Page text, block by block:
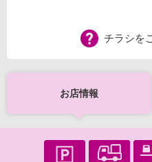
チラシを
お店情報